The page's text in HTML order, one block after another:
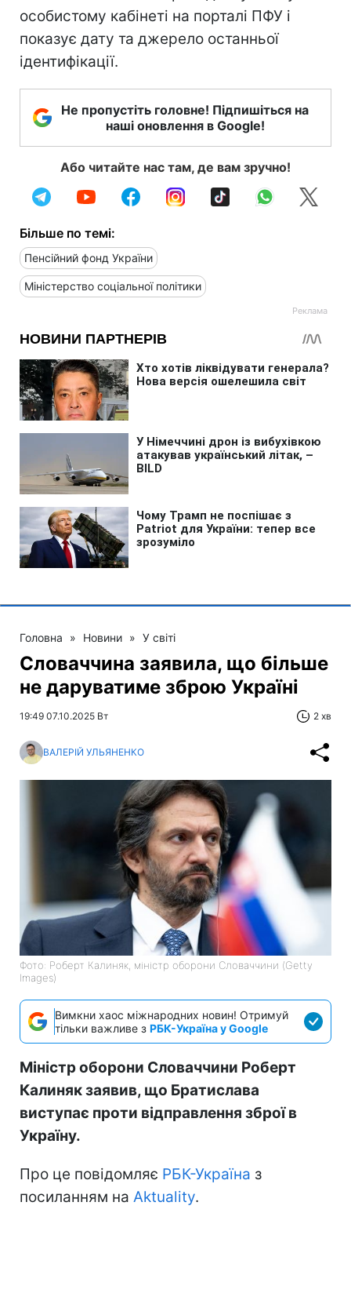
особистому кабінеті на порталі ПФУ і
показує дату та джерело останньої
ідентифікації.
Не пропустіть головне! Підпишіться на
наші оновлення в Google!
Або читайте нас там, де вам зручно!
Більше по темі:
Пенсійний фонд України
Міністерство соціальної політики
Головна » Новини » У світі
Словаччина заявила, що більше
не даруватиме зброю Україні
19:49 07.10.2025 Вт 2 хв
ВАЛЕРІЙ УЛЬЯНЕНКО
Фото: Роберт Калиняк, міністр оборони Словаччини (Getty
Images)
Вимкни хаос міжнародних новин! Отримуй
тільки важливе з РБК-Україна у Google
Міністр оборони Словаччини Роберт
Калиняк заявив, що Братислава
виступає проти відправлення зброї в
Україну.
Про це повідомляє РБК-Україна з
посиланням на Aktuality.